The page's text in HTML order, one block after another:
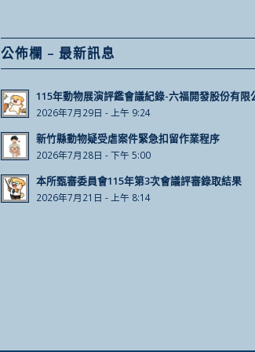
公佈欄 – 最新訊息
115年動物展演評鑑會議紀錄-六福開發股份有限
2026年7月29日 - 上午 9:24
新竹縣動物疑受虐案件緊急扣留作業程序
2026年7月28日 - 下午 5:00
本所甄審委員會115年第3次會議評審錄取結果
2026年7月21日 - 上午 8:14